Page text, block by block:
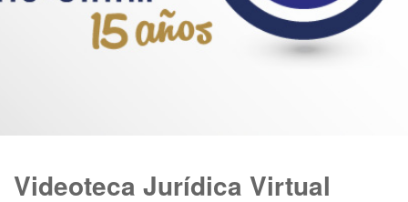
Videoteca Jurídica Virtual